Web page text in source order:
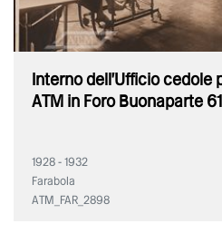
Interno dell'Ufficio cedole
ATM in Foro Buonaparte 61
1928 - 1932
Farabola
ATM_FAR_2898